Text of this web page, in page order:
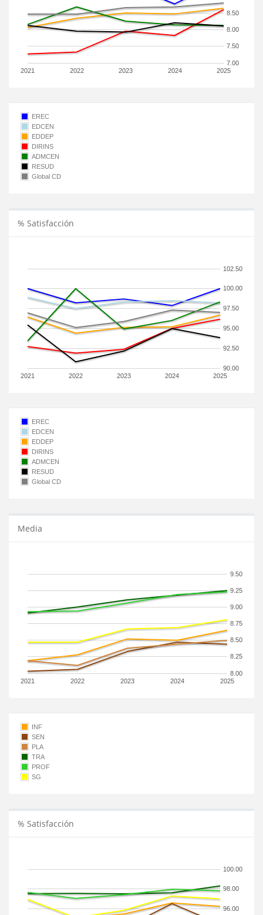
2021 2022 2023 2024 2025
7.00
7.50
8.00
8.50
EREC
EDCEN
EDDEP
DIRINS
ADMCEN
RESUD
Global CD
% Satisfacción
2021 2022 2023 2024 2025
90.00
92.50
95.00
97.50
100.00
102.50
EREC
EDCEN
EDDEP
DIRINS
ADMCEN
RESUD
Global CD
Media
2021 2022 2023 2024 2025
8.00
8.25
8.50
8.75
9.00
9.25
9.50
INF
SEN
PLA
TRA
PROF
SG
% Satisfacción
96.00
98.00
100.00